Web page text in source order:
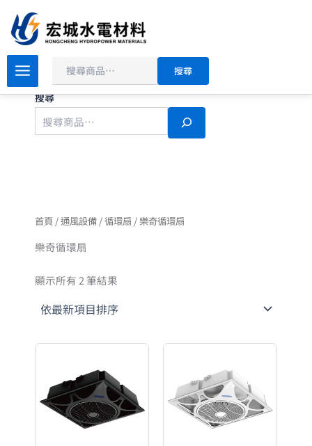
要
容
尋
搜尋
搜尋
首頁 /通風設備 /循環扇 / 樂奇循環扇
樂奇循環扇
顯示所有 2 筆結果
新
項
目
價
格：
NT$3,650。
格：
NT$2,350。